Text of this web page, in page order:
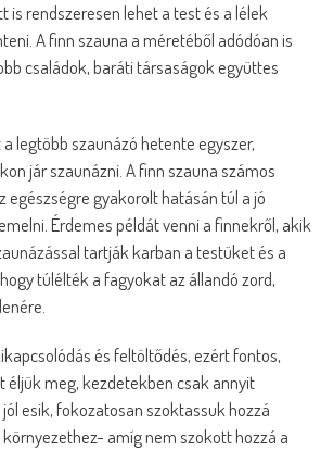
rendszeresen lehet a test és a lélek
A finn szauna a méretéből adódóan is
családok, baráti társaságok együttes
legtöbb szaunázó hetente egyszer,
jár szaunázni. A finn szauna számos
egészségre gyakorolt hatásán túl a jó
Érdemes példát venni a finnekről, akik
tartják karban a testüket és a
túlélték a fagyokat az állandó zord,
és feltöltődés, ezért fontos,
éljük meg, kezdetekben csak annyit
esik, fokozatosan szoktassuk hozzá
amíg nem szokott hozzá a